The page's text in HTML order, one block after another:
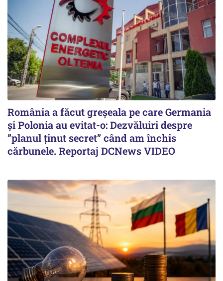
România a făcut greșeala pe care Germania
și Polonia au evitat-o: Dezvăluiri despre
”planul ținut secret” când am închis
cărbunele. Reportaj DCNews VIDEO